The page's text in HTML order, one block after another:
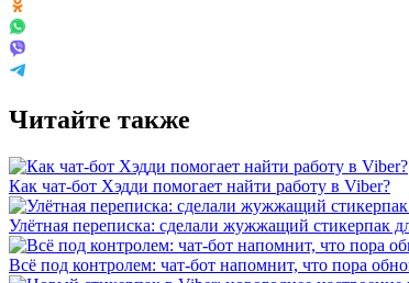
Читайте также
Как чат-бот Хэдди помогает найти работу в Viber?
Улётная переписка: сделали жужжащий стикерпак
Всё под контролем: чат-бот напомнит, что пора